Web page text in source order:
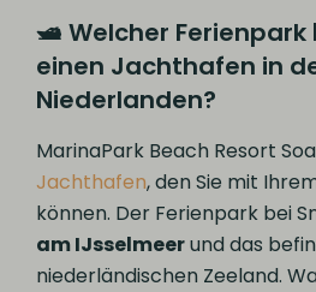
🛥️ Welcher Ferienpark
einen Jachthafen in
Niederlanden?
MarinaPark Beach Resort
Jachthafen, den Sie mit
können. Der Ferienpark bei
am IJsselmeerund das
niederländischen Zeeland.